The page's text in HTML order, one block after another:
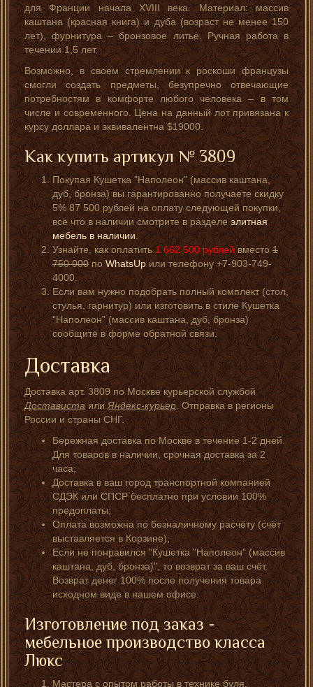
для Франции начала XVIII века. Материал: массив
каштана (красная книга) и дуба (возраст не менее 150
лет), фурнитура – бронзовое литье. Ручная работа в
течении 1,5 лет.
Возможно, в своем стремлении к роскоши французы
смогли создать предметы, безупречно отвечающие
потребностям в комфорте любого человека – в том
числе и современного. Цена на данный лот привязана к
курсу доллара и эквивалентна $19000.
Как купить артикул № 3809
Покупая Кушетка "Наполеон" (массив каштана,
дуб, бронза) вы гарантированно получаете скидку
5% 87 500 рублей на оплату следующей покупки,
всё что в наличии смотрите в разделеэлитная
мебель в наличии
Узнайте, как оплатить1 662 500 рублей вместо1
750 000поWhatsUpили телефону +7-903-749-
4000.
Если вам нужно подобрать полный комплект (стол,
стулья, гарнитур) или изготовить в стиле Кушетка
"Наполеон" (массив каштана, дуб, бронза)
сообщите в форме обратной связи.
Доставка
Доставка арт. 3809 по Москве курьерской службой
ДоставистаилиЯндекс-курьер. Отправка в регионы
России и страны СНГ.
Бережная доставка по Москве в течение 1-2 дней.
Для товаров в наличии, срочная доставка за 2
часа;
Доставка в ваш город транспортной компанией
СДЭК или СПСР бесплатно при условии 100%
предоплаты;
Оплата возможна по безналичному расчёту (счёт
выставляется в Корзине);
Если не понравился "Кушетка "Наполеон" (массив
каштана, дуб, бронза)", то возврат за ваш счёт.
Возврат денег 100% после получения товара
исходном виде в нашем офисе.
Изготовление под заказ -
мебельное производство класса
Люкс
Мастера с опытом работы в технике буля,